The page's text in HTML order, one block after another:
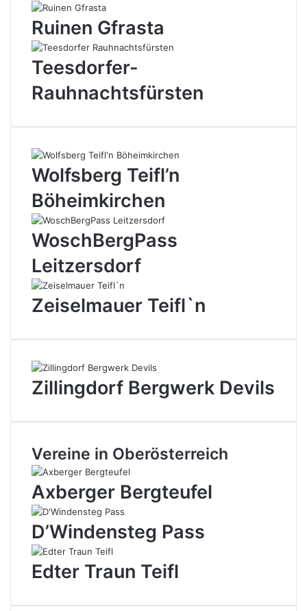
Ruinen Gfrasta
Teesdorfer-
Rauhnachtsfürsten
Wolfsberg Teifl’n
Böheimkirchen
WoschBergPass
Leitzersdorf
Zeiselmauer Teifl`n
Zillingdorf Bergwerk Devils
Vereine in Oberösterreich
Axberger Bergteufel
D’Windensteg Pass
Edter Traun Teifl